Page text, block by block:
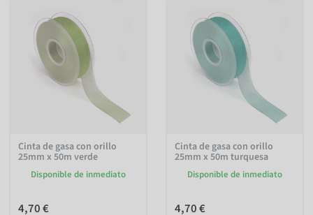
Cinta de gasa con orillo
25mm x 50m verde
Disponible de inmediato
4,70 €
Cinta de gasa con orillo
25mm x 50m turquesa
Disponible de inmediato
4,70 €